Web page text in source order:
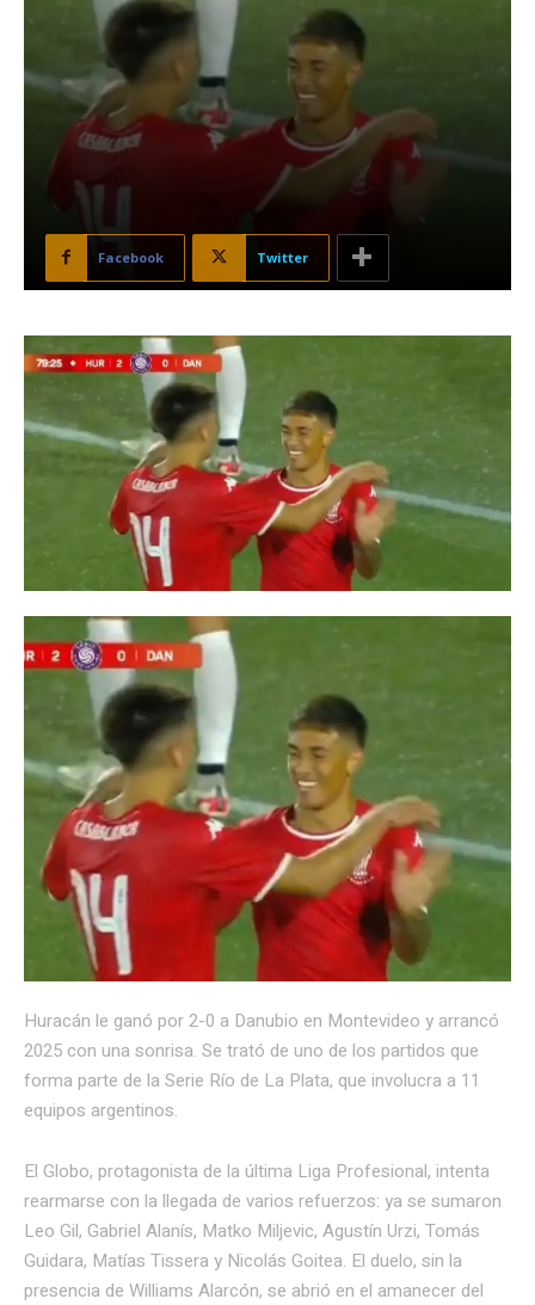
Facebook Twitter
Huracán le ganó por 2-0 a Danubio en Montevideo y arrancó
2025 con una sonrisa. Se trató de uno de los partidos que
forma parte de la Serie Río de La Plata, que involucra a 11
equipos argentinos.
El Globo, protagonista de la última Liga Profesional, intenta
rearmarse con la llegada de varios refuerzos: ya se sumaron
Leo Gil, Gabriel Alanís, Matko Miljevic, Agustín Urzi, Tomás
Guidara, Matías Tissera y Nicolás Goitea. El duelo, sin la
presencia de Williams Alarcón, se abrió en el amanecer del